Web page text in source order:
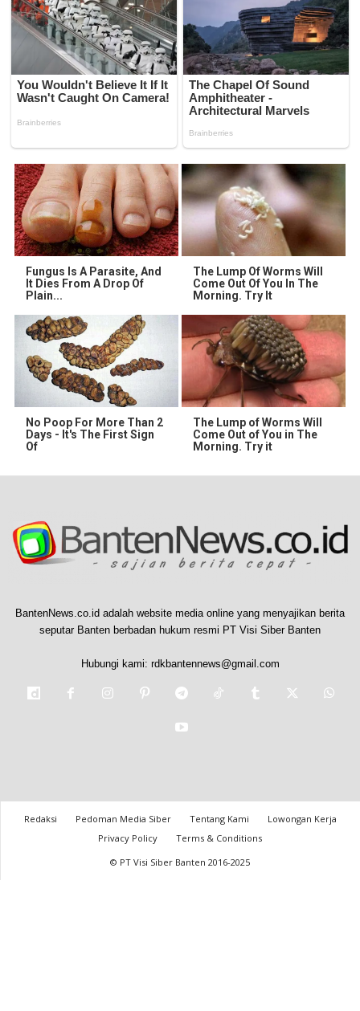
Fungus Is A Parasite, And
It Dies From A Drop Of
Plain...
The Lump Of Worms Will
Come Out Of You In The
Morning. Try It
No Poop For More Than 2
Days - It's The First Sign
Of
The Lump of Worms Will
Come Out of You in The
Morning. Try it
BantenNews.co.id adalah website media online yang menyajikan berita
seputar Banten berbadan hukum resmi PT Visi Siber Banten
Hubungi kami: rdkbantennews@gmail.com
Redaksi Pedoman Media Siber Tentang Kami
Lowongan Kerja
Privacy Policy
Terms & Conditions
© PT Visi Siber Banten 2016-2025